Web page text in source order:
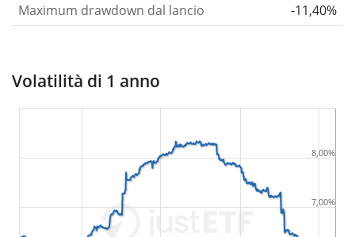
Maximum drawdown dal lancio
-11,40%
Volatilità di 1 anno
7,00%
8,00%